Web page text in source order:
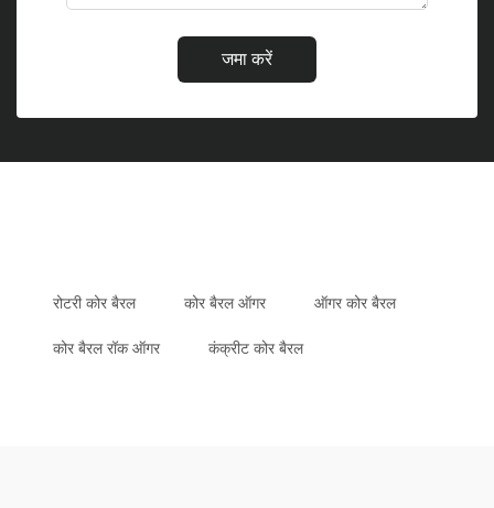
जमा करें
रोटरी कोर बैरल कोर बैरल ऑगर ऑगर कोर बैरल
कोर बैरल रॉक ऑगर कंक्रीट कोर बैरल